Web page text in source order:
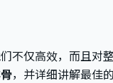
不仅高效，而且对
，并详细讲解最佳